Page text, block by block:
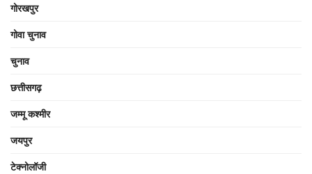
गोरखपुर
गोवा चुनाव
चुनाव
छत्तीसगढ़
जम्मू कश्मीर
जयपुर
टेक्नोलॉजी